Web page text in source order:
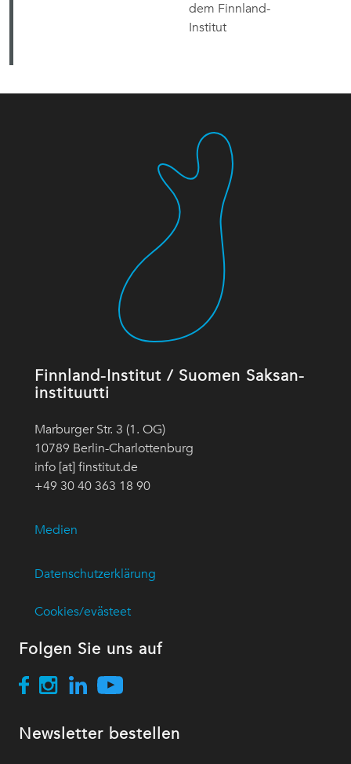
dem Finnland-
Institut
Finnland-Institut / Suomen Saksan-
instituutti
Marburger Str. 3 (1. OG)
10789 Berlin-Charlottenburg
info [at] finstitut.de
+49 30 40 363 18 90
Medien
Datenschutzerklärung
Cookies/evästeet
Folgen Sie uns auf
Newsletter bestellen